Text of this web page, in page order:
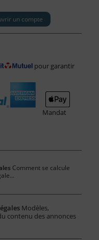
un compte
pour garantir
Mandat
Comment se calcule
Modèles,
contenu des annonces